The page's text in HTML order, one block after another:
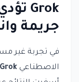
جريمة
في تجربة غير
الاصطناعي Grok